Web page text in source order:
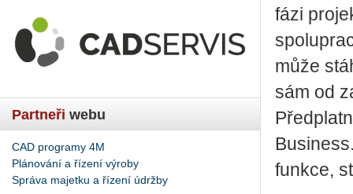
Partneři webu
CAD programy 4M
Plánování a řízení výroby
Správa majetku a řízení údržby
fázi
může
sám od
funkce,